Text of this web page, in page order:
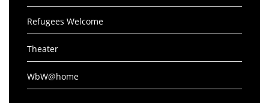
Refugees Welcome
Theater
WbW@home